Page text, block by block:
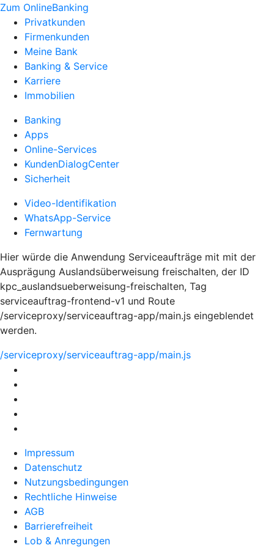
Zum OnlineBanking
Privatkunden
Firmenkunden
Meine Bank
Banking & Service
Karriere
Immobilien
Banking
Apps
Online-Services
KundenDialogCenter
Sicherheit
Video-Identifikation
WhatsApp-Service
Fernwartung
Hier würde die Anwendung Serviceaufträge mit mit der
Ausprägung Auslandsüberweisung freischalten, der ID
kpc_auslandsueberweisung-freischalten, Tag
serviceauftrag-frontend-v1 und Route
/serviceproxy/serviceauftrag-app/main.js eingeblendet
werden.
/serviceproxy/serviceauftrag-app/main.js
Impressum
Datenschutz
Nutzungsbedingungen
Rechtliche Hinweise
AGB
Barrierefreiheit
Lob & Anregungen